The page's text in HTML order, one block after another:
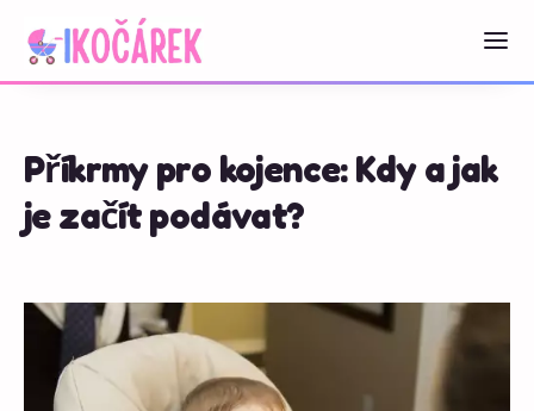
Příkrmy pro kojence: Kdy a jak
je začít podávat?